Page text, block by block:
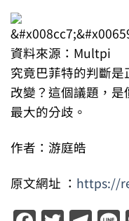
資料來源：Multpi
究竟巴菲特的判斷
改變？這個議題，
最大的分歧。
作者：游庭皓
原文網址 ： https://